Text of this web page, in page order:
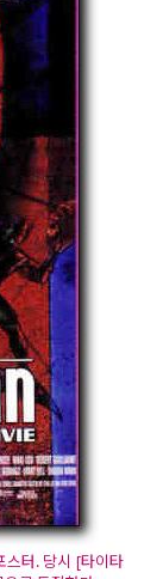
스터. 당시 [타이타